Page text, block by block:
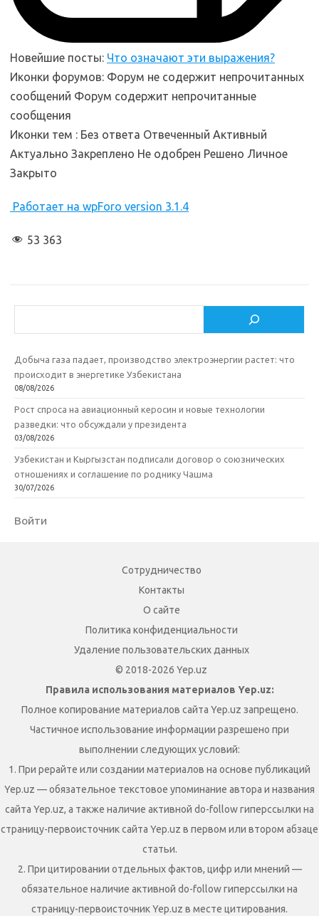
Новейшие посты: Что означают эти выражения?
Иконки форумов: Форум не содержит непрочитанных
сообщений Форум содержит непрочитанные
сообщения
Иконки тем : Без ответа Отвеченный Активный
Актуально Закреплено Не одобрен Решено Личное
Закрыто
Работает на wpForo version 3.1.4
53 363
Добыча газа падает, производство электроэнергии растет: что
происходит в энергетике Узбекистана
08/08/2026
Рост спроса на авиационный керосин и новые технологии
разведки: что обсуждали у президента
03/08/2026
Узбекистан и Кыргызстан подписали договор о союзнических
отношениях и соглашение по роднику Чашма
30/07/2026
Войти
Сотрудничество
Контакты
О сайте
Политика конфиденциальности
Удаление пользовательских данных
© 2018-2026 Yep.uz
Правила использования материалов Yep.uz:
Полное копирование материалов сайта Yep.uz запрещено.
Частичное использование информации разрешено при
выполнении следующих условий:
1. При рерайте или создании материалов на основе публикаций
Yep.uz — обязательное текстовое упоминание автора и названия
сайта Yep.uz, а также наличие активной do-follow гиперссылки на
страницу-первоисточник сайта Yep.uz в первом или втором абзаце
статьи.
2. При цитировании отдельных фактов, цифр или мнений —
обязательное наличие активной do-follow гиперссылки на
страницу-первоисточник Yep.uz в месте цитирования.